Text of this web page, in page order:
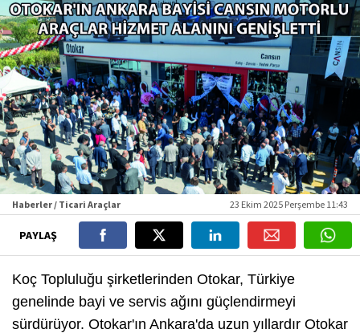
Haberler / Ticari Araçlar 23 Ekim 2025 Perşembe 11:43
PAYLAŞ
Koç Topluluğu şirketlerinden Otokar, Türkiye
genelinde bayi ve servis ağını güçlendirmeyi
sürdürüyor. Otokar'ın Ankara'da uzun yıllardır Otokar